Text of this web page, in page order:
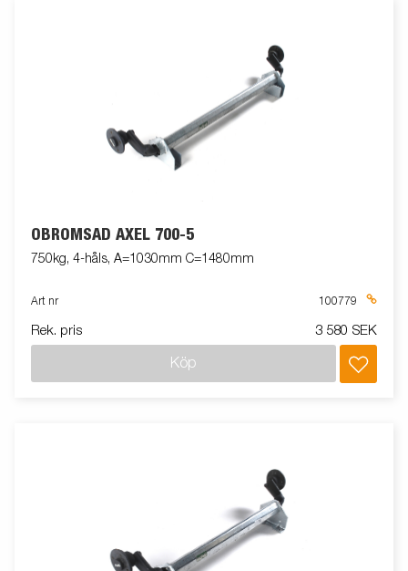
OBROMSAD AXEL 700-5
750kg, 4-håls, A=1030mm C=1480mm
Art nr 100779
Rek. pris 3 580 SEK
Köp